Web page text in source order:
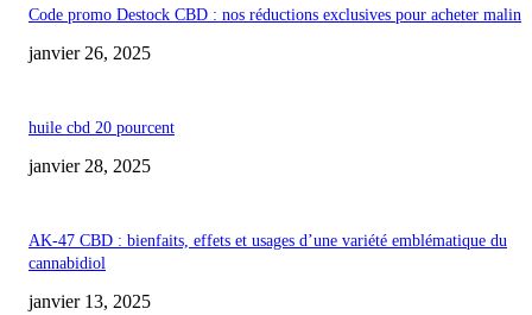
Code promo Destock CBD : nos réductions exclusives pour acheter malin
janvier 26, 2025
huile cbd 20 pourcent
janvier 28, 2025
AK-47 CBD : bienfaits, effets et usages d’une variété emblématique du
cannabidiol
janvier 13, 2025